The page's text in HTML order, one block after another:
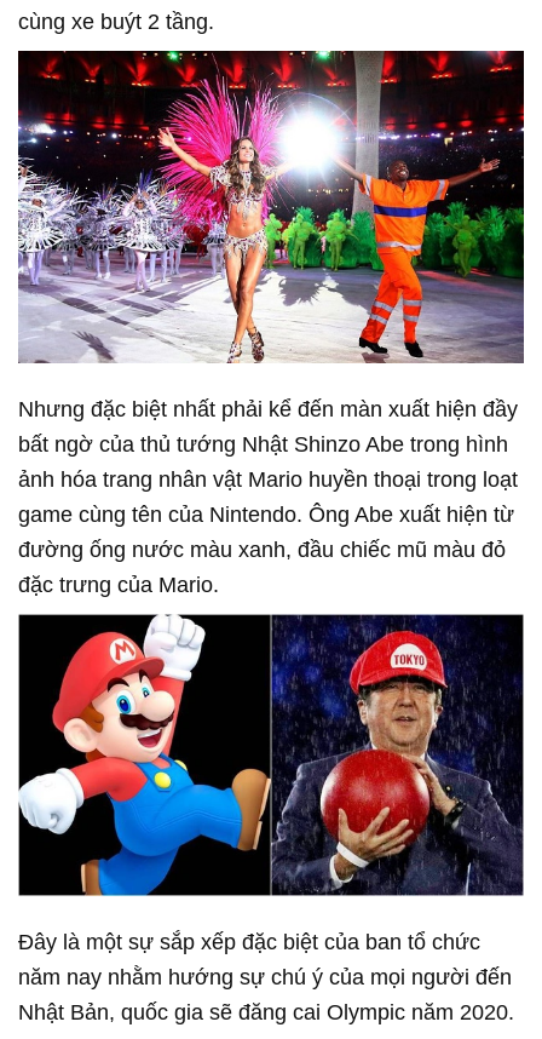
cùng xe buýt 2 tầng.
Nhưng đặc biệt nhất phải kể đến màn xuất hiện đầy
bất ngờ của thủ tướng Nhật Shinzo Abe trong hình
ảnh hóa trang nhân vật Mario huyền thoại trong loạt
game cùng tên của Nintendo. Ông Abe xuất hiện từ
đường ống nước màu xanh, đầu chiếc mũ màu đỏ
đặc trưng của Mario.
Đây là một sự sắp xếp đặc biệt của ban tổ chức
năm nay nhằm hướng sự chú ý của mọi người đến
Nhật Bản, quốc gia sẽ đăng cai Olympic năm 2020.